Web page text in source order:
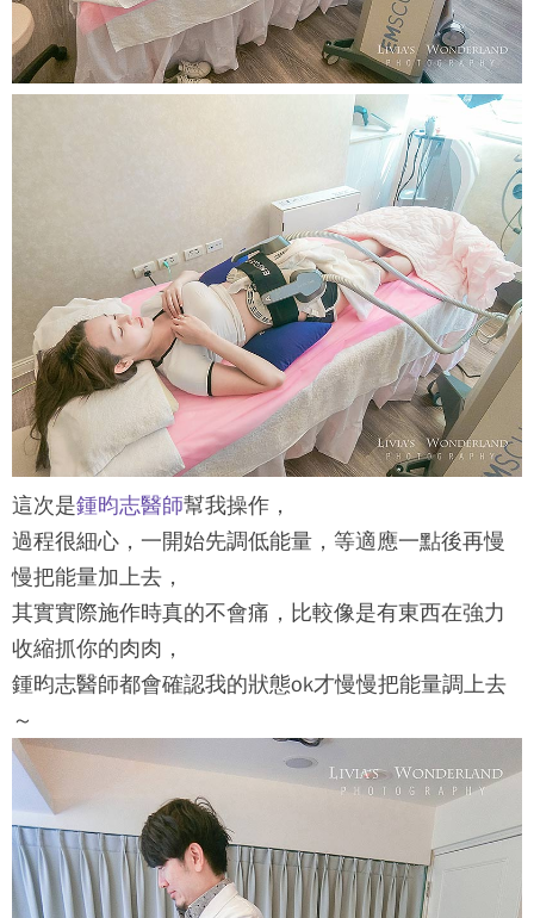
這次是鍾昀志醫師幫我操作，
過程很細心，一開始先調低能量，等適應一點後再慢
慢把能量加上去，
其實實際施作時真的不會痛，比較像是有東西在強力
收縮抓你的肉肉，
鍾昀志醫師都會確認我的狀態ok才慢慢把能量調上去
～